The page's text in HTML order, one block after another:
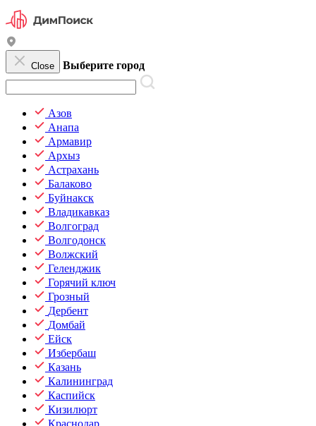
Close Выберите город
Азов
Анапа
Армавир
Архыз
Астрахань
Балаково
Буйнакск
Владикавказ
Волгоград
Волгодонск
Волжский
Геленджик
Горячий ключ
Грозный
Дербент
Домбай
Ейск
Избербаш
Казань
Калининград
Каспийск
Кизилюрт
Краснодар